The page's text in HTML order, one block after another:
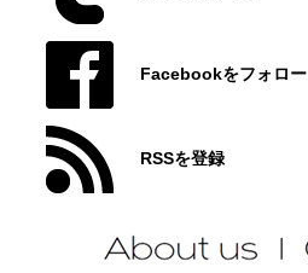
Facebookをフォロー
RSSを登録